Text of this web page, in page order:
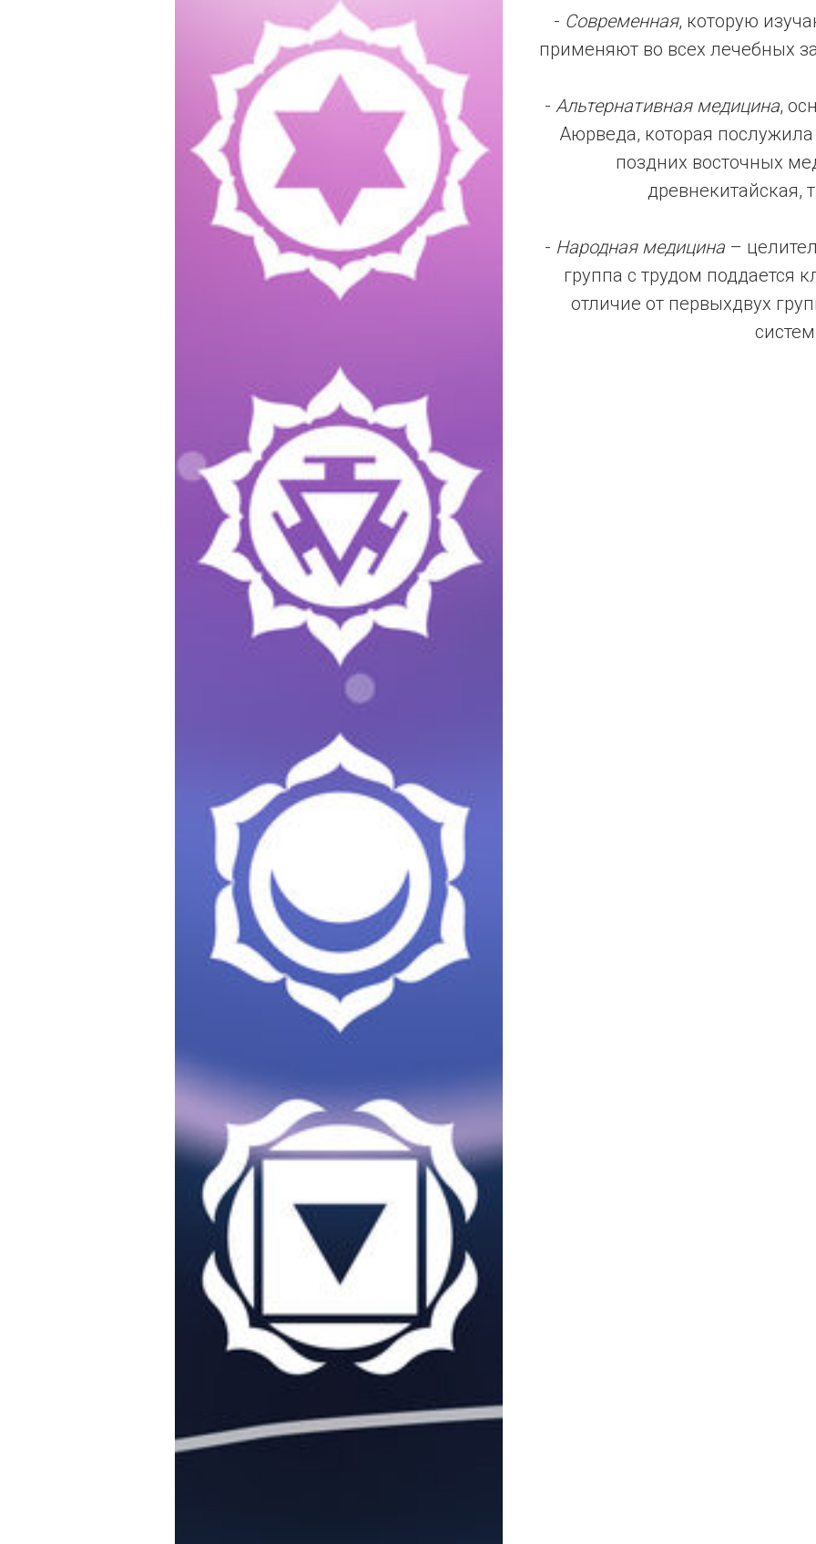
- Современная, которую
применяют во всех лечебных
- Альтернативная медицина,
Аюрведа, которая
поздних восточных
древнекитайская,
- Народная медицина –
группа с трудом поддается
отличие от первыхдвух